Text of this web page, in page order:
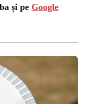
și pe Google